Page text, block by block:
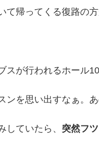
て帰ってくる復路の
スが行われるホール
ンを思い出すなぁ。
していたら、 突然フ